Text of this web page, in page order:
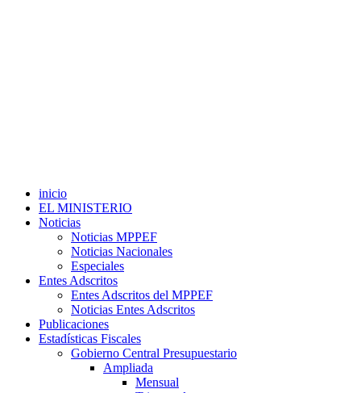
inicio
EL MINISTERIO
Noticias
Noticias MPPEF
Noticias Nacionales
Especiales
Entes Adscritos
Entes Adscritos del MPPEF
Noticias Entes Adscritos
Publicaciones
Estadísticas Fiscales
Gobierno Central Presupuestario
Ampliada
Mensual